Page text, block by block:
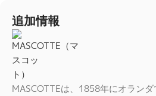
追加情報
MASCOTTEは、1858年にオラン